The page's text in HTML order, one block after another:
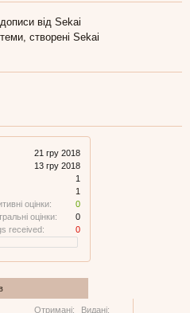
21 гру 2018
13 гру 2018
1
1
оцінки:
0
оцінки:
0
received:
0
Отримані: Видані:
від Sekai
створені Sekai